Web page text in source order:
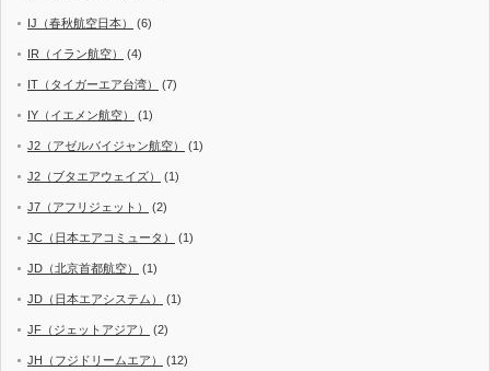
IJ（春秋航空日本） (6)
IR（イラン航空） (4)
IT（タイガーエア台湾） (7)
IY（イエメン航空） (1)
J2（アゼルバイジャン航空） (1)
J2（ブタエアウェイズ） (1)
J7（アフリジェット） (2)
JC（日本エアコミュータ） (1)
JD（北京首都航空） (1)
JD（日本エアシステム） (1)
JF（ジェットアジア） (2)
JH（フジドリームエア） (12)